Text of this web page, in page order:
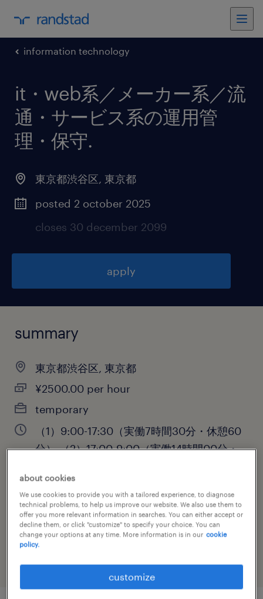
information technology
it・web系／メーカー系／流
通・サービス系の運用管
理・保守.
東京都渋谷区, 東京都
posted 2 october 2025
closes 30 december 2099
apply
summary
東京都渋谷区, 東京都
¥2500.00 per hour
temporary
（1）9:00-17:30（実働7時間30分・休憩60
分）,（2）17:00-9:00（実働14時間00分・
job category
information technology
about cookies
We use cookies to provide you with a tailored experience, to diagnose
technical problems, to help us improve our website. We also use them to
offer you more relevant information in searches. You can either accept or
decline them, or click "customize" to specify your choice. You can
change your options at any time. More information is in our cookie
policy.
customize